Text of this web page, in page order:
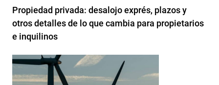
Propiedad privada: desalojo exprés, plazos y
otros detalles de lo que cambia para propietarios
e inquilinos